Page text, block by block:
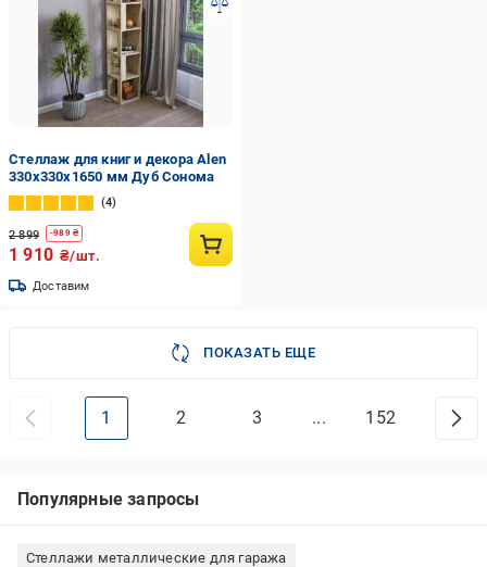
Стеллаж для книг и декора Alen
330x330x1650 мм Дуб Сонома
4
2 899 -989₴
1 910 ₴/шт.
Доставим
ПОКАЗАТЬ ЕЩЕ
1 2 3 ... 152
Популярные запросы
Стеллажи металлические для гаража